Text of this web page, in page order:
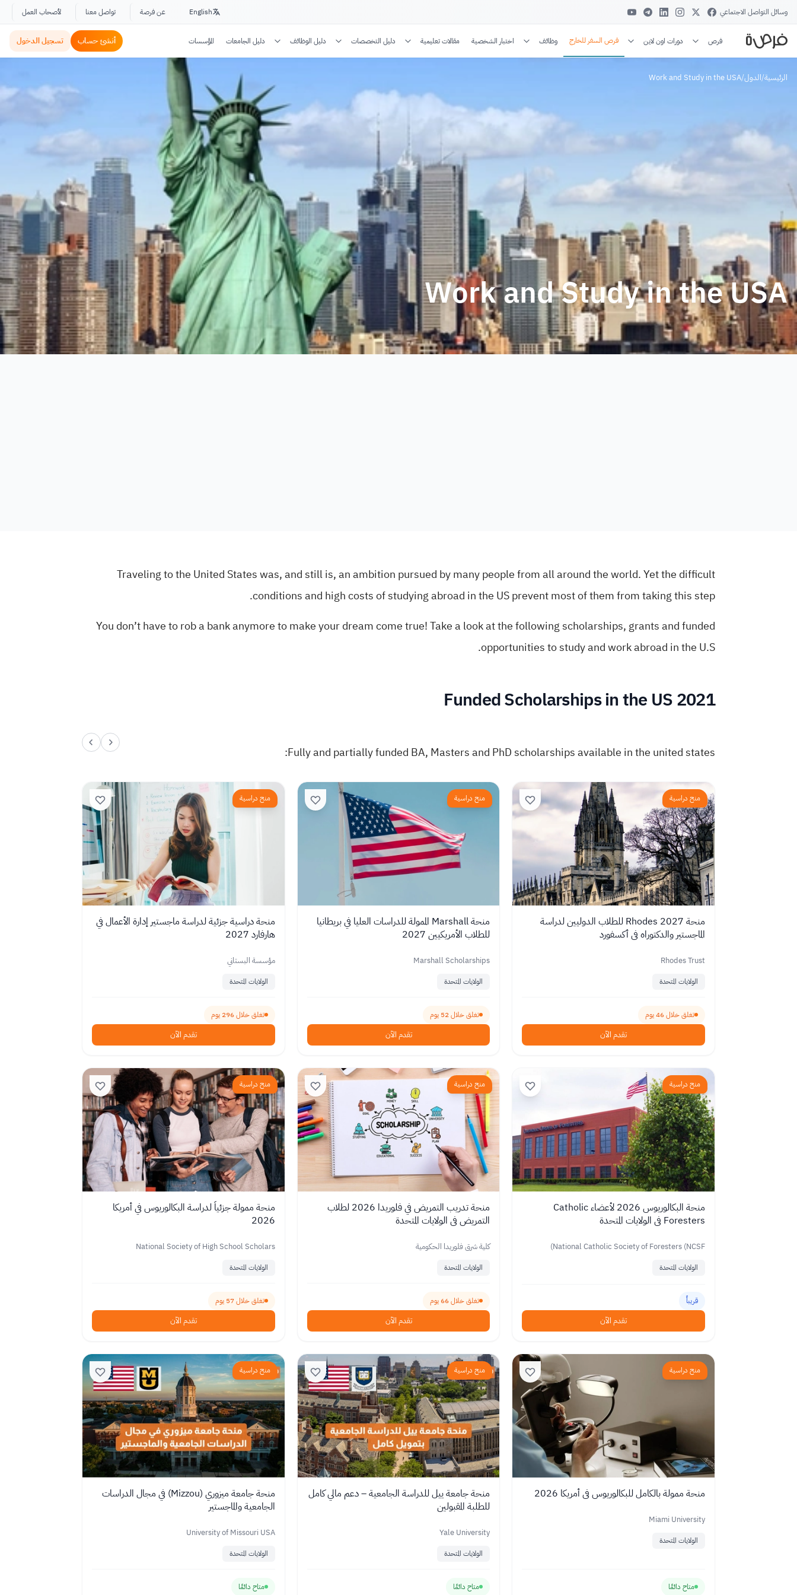
وسائل التواصل الاجتماعي English عن فرصة تواصل معنا لأصحاب العمل
فرص دورات اون لاين فرص السفر للخارج وظائف اختبار الشخصية مقالات تعليمية دليل التخصصات دليل الوظائف دليل الجامعات المؤسسات أنشئ حساب تسجيل الدخول
الرئيسية/الدول/
Work and Study in the USA
Work and Study in the USA
Traveling to the United States was, and still is, an ambition pursued by many people from all around the world. Yet the difficult
conditions and high costs of studying abroad in the US prevent most of them from taking this step.
You don’t have to rob a bank anymore to make your dream come true! Take a look at the following scholarships, grants and funded
opportunities to study and work abroad in the U.S.
Funded Scholarships in the US 2021
Fully and partially funded BA, Masters and PhD scholarships available in the united states:
منح دراسية
منحة Rhodes 2027 للطلاب الدوليين لدراسة
الماجستير والدكتوراه في أكسفورد
Rhodes Trust
الولايات المتحدة
تغلق خلال 46 يوم
تقدم الآن
منح دراسية
منحة Marshall الممولة للدراسات العليا في بريطانيا
للطلاب الأمريكيين 2027
Marshall Scholarships
الولايات المتحدة
تغلق خلال 52 يوم
تقدم الآن
منح دراسية
منحة دراسية جزئية لدراسة ماجستير إدارة الأعمال في
هارفارد 2027
مؤسسة البستاني
الولايات المتحدة
تغلق خلال 296 يوم
تقدم الآن
منح دراسية
منحة البكالوريوس 2026 لأعضاء Catholic
Foresters في الولايات المتحدة
National Catholic Society of Foresters (NCSF)
الولايات المتحدة
قريباً
تقدم الآن
منح دراسية
منحة تدريب التمريض في فلوريدا 2026 لطلاب
التمريض في الولايات المتحدة
كلية شرق فلوريدا الحكومية
الولايات المتحدة
تغلق خلال 66 يوم
تقدم الآن
منح دراسية
منحة ممولة جزئياً لدراسة البكالوريوس في أمريكا
2026
National Society of High School Scholars
الولايات المتحدة
تغلق خلال 57 يوم
تقدم الآن
منح دراسية
منحة ممولة بالكامل للبكالوريوس في أمريكا 2026
Miami University
الولايات المتحدة
متاح دائمًا
منح دراسية
منحة جامعة ييل للدراسة الجامعية – دعم مالي كامل
للطلبة المقبولين
Yale University
الولايات المتحدة
متاح دائمًا
منح دراسية
منحة جامعة ميزوري (Mizzou) في مجال الدراسات
الجامعية والماجستير
University of Missouri USA
الولايات المتحدة
متاح دائمًا